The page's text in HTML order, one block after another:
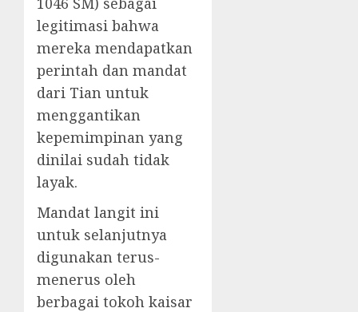
legitimasi bahwa
mereka mendapatkan
perintah dan mandat
dari Tian untuk
menggantikan
kepemimpinan yang
dinilai sudah tidak
layak.
Mandat langit ini
untuk selanjutnya
digunakan terus-
menerus oleh
berbagai tokoh kaisar